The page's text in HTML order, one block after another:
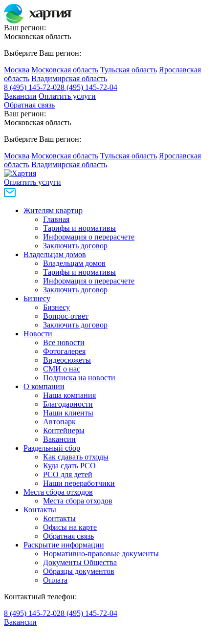
Ваш регион:
Московская область
Выберите Ваш регион:
Москва Московская область Тульская область Ярославская
область Владимирская область
8 (495) 145-72-028 (495) 145-72-04
Вакансии Оплатить услуги
Обратная связь
Ваш регион:
Московская область
Выберите Ваш регион:
Москва Московская область Тульская область Ярославская
область Владимирская область
Оплатить услуги
Жителям квартир
Главная
Тарифы и нормативы
Информация о перерасчете
Заключить договор
Владельцам домов
Владельцам домов
Тарифы и нормативы
Информация о перерасчете
Заключить договор
Бизнесу
Бизнесу
Вопрос-ответ
Заключить договор
Новости
Все новости
Фотогалерея
Видеосюжеты
СМИ о нас
Подписка на новости
О компании
Наша компания
Благодарности
Наши клиенты
Автопарк
Контейнеры
Вакансии
Раздельный сбор
Как сдавать отходы
Куда сдать РСО
РСО для детей
Наши переработчики
Места сбора отходов
Места сбора отходов
Контакты
Контакты
Офисы на карте
Обратная связь
Раскрытие информации
Нормативно-правовые документы
Документы Общества
Образцы документов
Оплата
Контактный телефон:
8 (495) 145-72-028 (495) 145-72-04
Вакансии